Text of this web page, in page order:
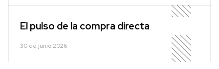
El pulso de la compra directa
30 de junio 2026